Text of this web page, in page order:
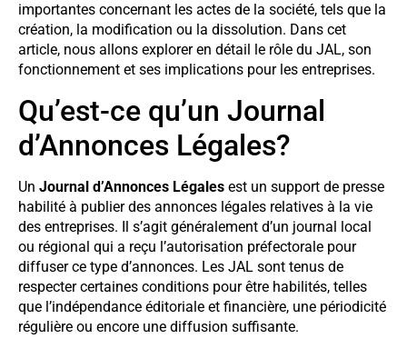
importantes concernant les actes de la société, tels que la
création, la modification ou la dissolution. Dans cet
article, nous allons explorer en détail le rôle du JAL, son
fonctionnement et ses implications pour les entreprises.
Qu’est-ce qu’un Journal
d’Annonces Légales?
Un Journal d’Annonces Légales est un support de presse
habilité à publier des annonces légales relatives à la vie
des entreprises. Il s’agit généralement d’un journal local
ou régional qui a reçu l’autorisation préfectorale pour
diffuser ce type d’annonces. Les JAL sont tenus de
respecter certaines conditions pour être habilités, telles
que l’indépendance éditoriale et financière, une périodicité
régulière ou encore une diffusion suffisante.